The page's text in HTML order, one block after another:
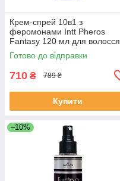
Крем-спрей 10в1 з
феромонами Intt Pheros
Fantasy 120 мл для волосся
й тіла з оліями арганії і
кокоса
Готово до відправки
710 ₴ 789 ₴
Купити
–10%